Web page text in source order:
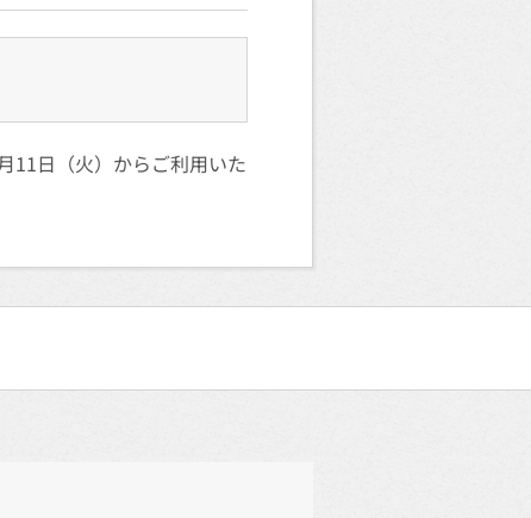
11日（火）からご利用いた